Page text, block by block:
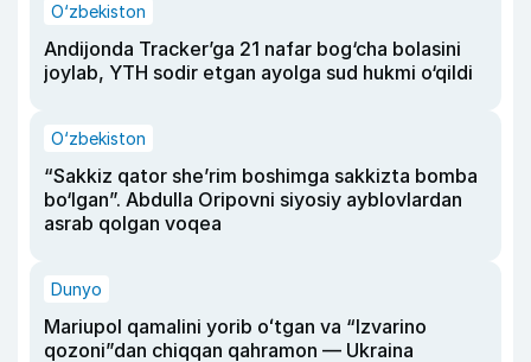
O‘zbekiston
Andijonda Tracker’ga 21 nafar bog‘cha bolasini
joylab, YTH sodir etgan ayolga sud hukmi o‘qildi
O‘zbekiston
“Sakkiz qator she’rim boshimga sakkizta bomba
bo‘lgan”. Abdulla Oripovni siyosiy ayblovlardan
asrab qolgan voqea
Dunyo
Mariupol qamalini yorib oʻtgan va “Izvarino
qozoni”dan chiqqan qahramon — Ukraina